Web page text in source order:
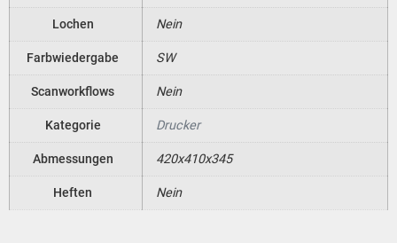
Lochen Nein
Farbwiedergabe SW
Scanworkflows Nein
Kategorie Drucker
Abmessungen 420x410x345
Heften Nein